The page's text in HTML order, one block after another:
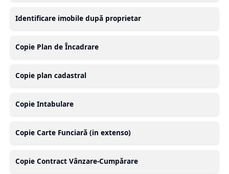
Identificare imobile după proprietar
Copie Plan de Încadrare
Copie plan cadastral
Copie Intabulare
Copie Carte Funciară (in extenso)
Copie Contract Vânzare-Cumpărare